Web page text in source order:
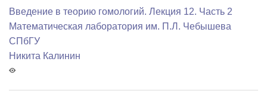
Введение в теорию гомологий. Лекция 12. Часть 2
Математичеcкая лаборатория им. П.Л. Чебышева
СПбГУ
Никита Калинин